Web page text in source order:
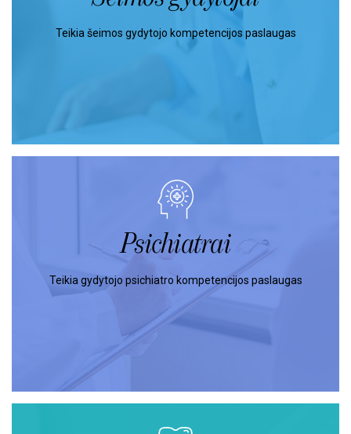
Teikia šeimos gydytojo kompetencijos paslaugas
Psichiatrai
Teikia gydytojo psichiatro kompetencijos paslaugas